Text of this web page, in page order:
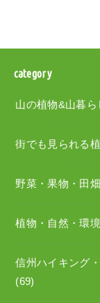
category
山の植物&山暮ら
街でも見られる
野菜・果物・田
植物・自然・環
信州ハイキング
(69)